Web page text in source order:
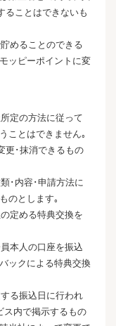
ることはできないも
めることのできる
ッピーポイントに変
定の方法に従って
ことはできません｡
更･抹消できるもの
･内容･申請方法に
のとします｡
定める特典交換を
本人の口座を振込
ックによる特典交換
る振込日に行われ
ス内で掲示するもの